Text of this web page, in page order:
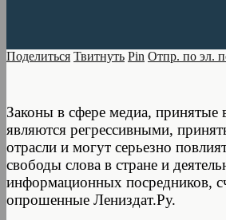
Поделиться Твитнуть Pin Отпр. по эл.
Законы в сфере медиа, принятые
являются регрессивными,
отрасли и могут серьезно
свободы слова в стране и
информационных посредников,
опрошенные Лениздат.Ру.